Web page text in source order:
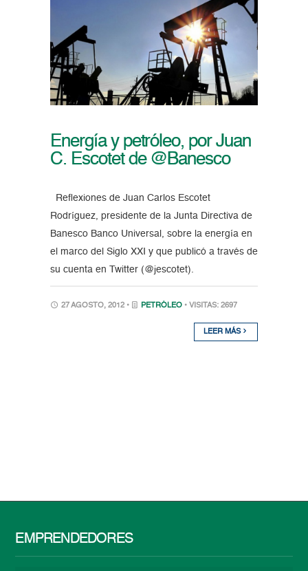
Energía y petróleo, por Juan
C. Escotet de @Banesco
Reflexiones de Juan Carlos Escotet
Rodríguez, presidente de la Junta Directiva de
Banesco Banco Universal, sobre la energía en
el marco del Siglo XXI y que publicó a través de
su cuenta en Twitter (@jescotet).
27 AGOSTO, 2012 • PETRÓLEO • VISITAS: 2697
LEER MÁS
EMPRENDEDORES